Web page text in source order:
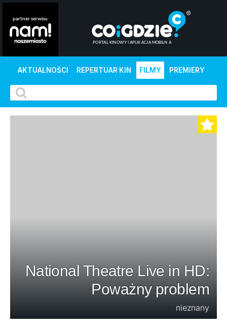
AKTUALNOŚCI REPERTUAR KIN FILMY PREMIERY
National Theatre Live in HD:
Poważny problem
nieznany